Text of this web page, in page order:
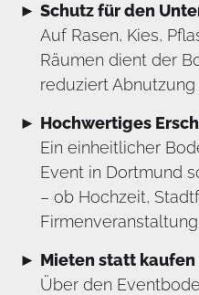
Schutz für den
Auf Rasen, Kies,
Räumen dient der
reduziert
Hochwertiges
Ein einheitlicher
Event in Dortmund
– ob Hochzeit,
Firmenveranstaltung.
Mieten statt kaufen
Über den